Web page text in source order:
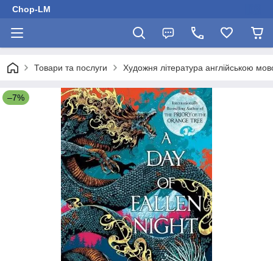
Chop-LM
Товари та послуги Художня література англійською
–7%